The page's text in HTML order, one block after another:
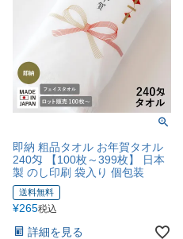
即納 粗品タオル お年賀タオル
240匁 【100枚～399枚】 日本
製 のし印刷 袋入り 個包装
送料無料
¥265税込
詳細を見る